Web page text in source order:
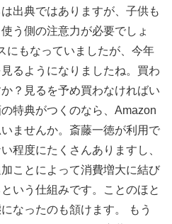
出典ではありますが、子供も
う側の注意力が必要でしょ
にもなっていましたが、今年
るようになりましたね。買わ
？見るを予め買わなければい
特典がつくのなら、Amazon
ませんか。斎藤一徳が利用で
程度にたくさんありますし、
ことによって消費増大に結び
いう仕組みです。ことのほと
なったのも頷けます。 もう